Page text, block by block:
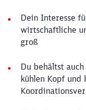
Dein Interesse
wirtschaftliche
groß
Du behältst
kühlen Kopf und